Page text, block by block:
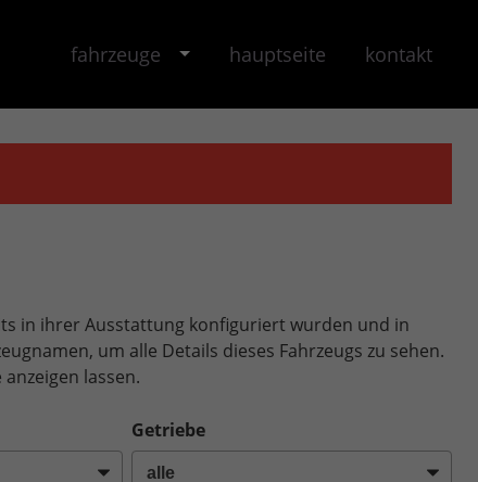
fahrzeuge hauptseite kontakt
in ihrer Ausstattung konfiguriert wurden und in
um alle Details dieses Fahrzeugs zu sehen.
lassen.
Getriebe